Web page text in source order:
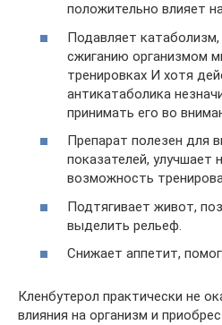
положительно влияет
Подавляет
сжиганию организмом
тренировках И хотя
антикатаболика
принимать его во
Препарат полезен для
показателей, улучшает
возможность
Подтягивает живот,
выделить рельеф.
Снижает аппетит,
Кленбутерол практически не
влияния на организм и